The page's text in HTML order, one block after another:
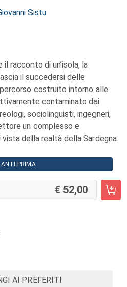
Sistu
racconto di un’isola, la
il succedersi delle
costruito intorno alle
contaminato dai
sociolinguisti, ingegneri,
un complesso e
della realtà della Sardegna.
ANTEPRIMA
52,00
AI PREFERITI